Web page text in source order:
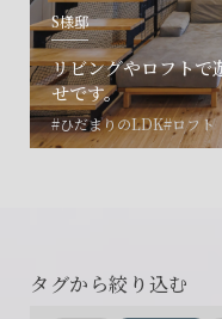
S様邸
リビングやロフトで
せです。
#ひだまりのLDK#ロフト
タグから絞り込む